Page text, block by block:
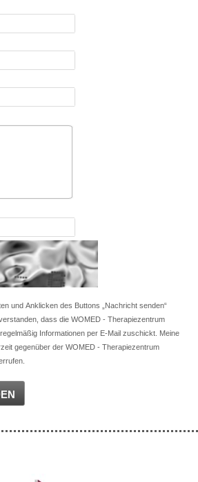
und Anklicken des Buttons „Nachricht senden“
dass die WOMED - Therapiezentrum
Informationen per E-Mail zuschickt. Meine
gegenüber der WOMED - Therapiezentrum